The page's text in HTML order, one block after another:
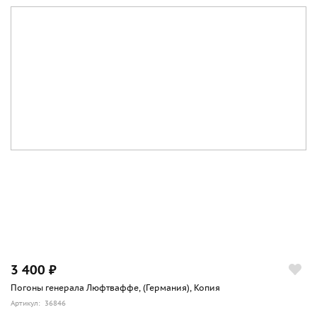
3 400 ₽
Погоны генерала Люфтваффе, (Германия), Копия
Артикул: 36846